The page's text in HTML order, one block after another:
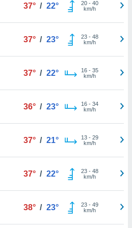
37° / 22° 20- 40
km/h
37° / 23° 23- 48
km/h
37° / 22° 16- 35
km/h
36° / 23° 16- 34
km/h
37° / 21° 13- 29
km/h
37° / 22° 23- 48
km/h
38° / 23° 23- 49
km/h